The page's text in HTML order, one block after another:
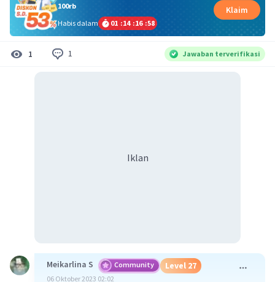
100rb
Habis dalam
01 :14 :16 :58
Klaim
1 1 Jawaban terverifikasi
Iklan
Meikarlina S Community Level 27
06 Oktober 2023 02:02